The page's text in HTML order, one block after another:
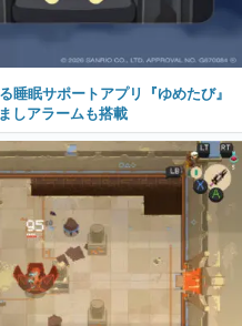
睡眠サポートアプリ『ゆめたび』
しアラームも搭載